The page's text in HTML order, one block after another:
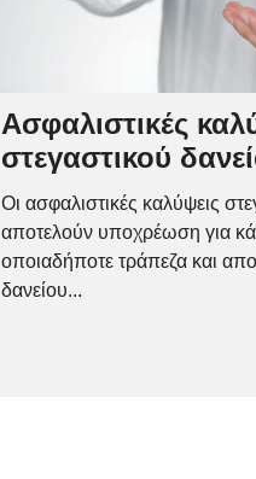
Ασφαλιστικές
στεγαστικού
Οι ασφαλιστικές καλύψεις
αποτελούν υποχρέωση για
οποιαδήποτε τράπεζα και
δανείου...